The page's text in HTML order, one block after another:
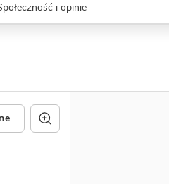
i opinie